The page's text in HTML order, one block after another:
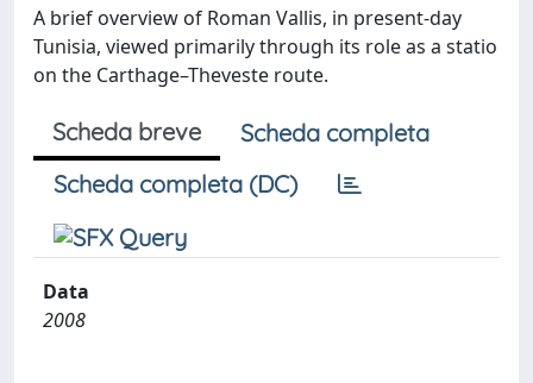
A brief overview of Roman Vallis, in present-day
Tunisia, viewed primarily through its role as a statio
on the Carthage–Theveste route.
Scheda breve
Scheda completa
Scheda completa (DC)
Data
2008